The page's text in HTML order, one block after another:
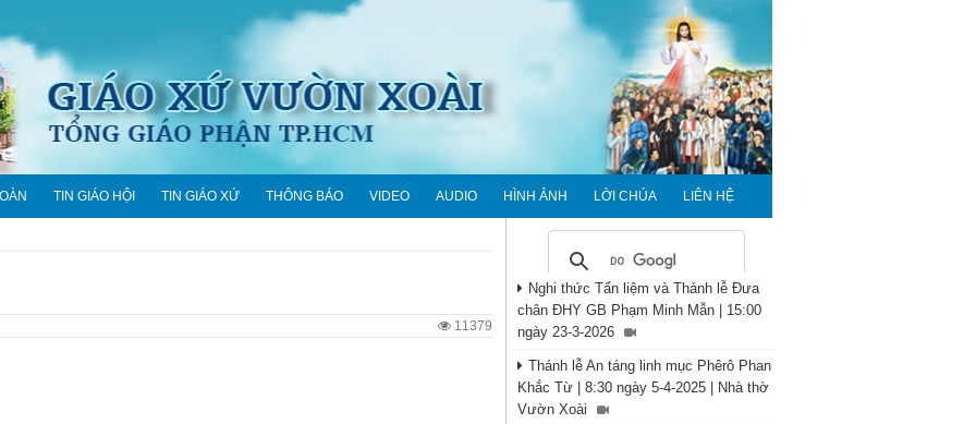
TIN GIÁO HỘI TIN GIÁO XỨ THÔNG BÁO VIDEO AUDIO HÌNH ẢNH LỜI CHÚA LIÊN HỆ
11379
Nghi thức Tẩn liệm và Thánh lễ Đưa
chân ĐHY GB Phạm Minh Mẫn | 15:00
ngày 23-3-2026
Thánh lễ An táng linh mục Phêrô Phan
Khắc Từ | 8:30 ngày 5-4-2025 | Nhà thờ
Vườn Xoài